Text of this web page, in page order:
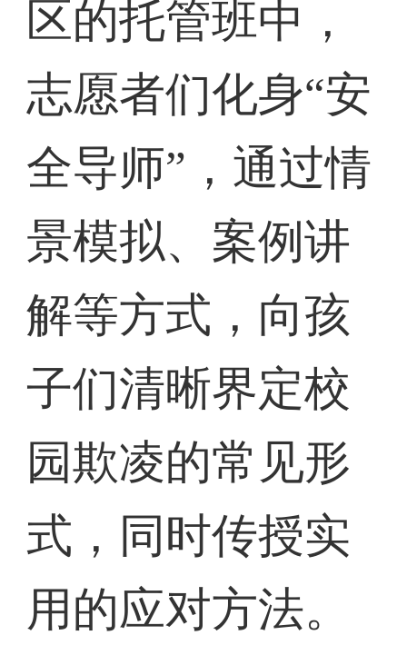
区的托管班中，
志愿者们化身“安
全导师”，通过情
景模拟、案例讲
解等方式，向孩
子们清晰界定校
园欺凌的常见形
式，同时传授实
用的应对方法。